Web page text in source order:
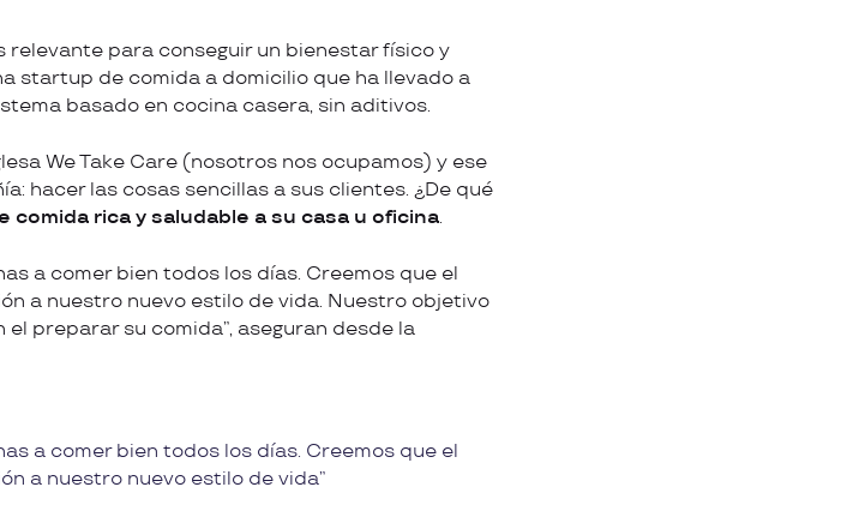
para conseguir un bienestar físico y
startup de comida a domicilio que ha llevado a
basado en cocina casera, sin aditivos.
We Take Care (nosotros nos ocupamos) y ese
hacer las cosas sencillas a sus clientes. ¿De qué
comida rica y saludable a su casa u oficina.
a comer bien todos los días. Creemos que el
a nuestro nuevo estilo de vida. Nuestro objetivo
preparar su comida”, aseguran desde la
a comer bien todos los días. Creemos que el
a nuestro nuevo estilo de vida